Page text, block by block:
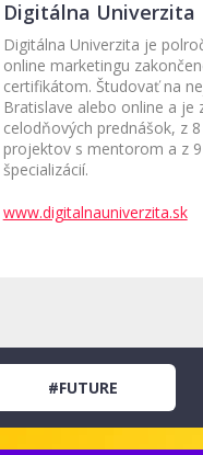
Digitálna Univerzita
Digitálna Univerzita je
online marketingu
certifikátom. Študovať na
Bratislave alebo online a je
celodňových prednášok, z
projektov s mentorom a z
špecializácií.
www.digitalnauniverzita.sk
#FUTURE